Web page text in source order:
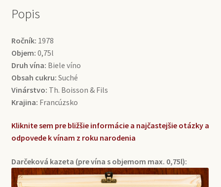
Popis
Ročník: 1978
Objem: 0,75l
Druh vína: Biele víno
Obsah cukru: Suché
Vinárstvo: Th. Boisson & Fils
Krajina: Francúzsko
Kliknite sem pre bližšie informácie a najčastejšie otázky a
odpovede k vínam z roku narodenia
Darčeková kazeta (pre vína s objemom max. 0,75l):